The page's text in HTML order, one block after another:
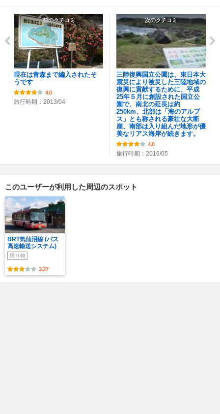
前のクチコミ
現在は青森まで編入されたそ
うです
4.0
旅行時期：2013/04
次のクチコミ
三陸復興国立公園は、東日本大
震災により被災した三陸地域の
復興に貢献するために、平成
25年５月に創設された国立公
園で、南北の延長は約
250km、北部は「海のアルプ
ス」とも称される豪壮な大断
崖、南部は入り組んだ地形が優
美なリアス海岸が続きます。
4.0
旅行時期：2016/05
このユーザーが利用した周辺のスポット
BRT気仙沼線 (バス
高速輸送システム)
乗り物
3.37